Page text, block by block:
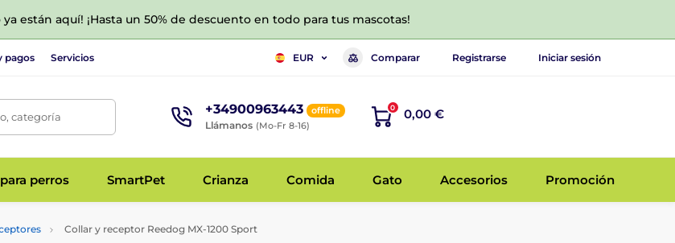
ya están aquí! ¡Hasta un 50% de descuento en todo para tus mascotas!
pagos Servicios EUR Comparar Registrarse Iniciar sesión
categoría +34900963443 offline
Llámanos (Mo-Fr 8-16)
0 0,00 €
perros SmartPet Crianza Comida Gato Accesorios Promoción
Collar y receptor Reedog MX-1200 Sport